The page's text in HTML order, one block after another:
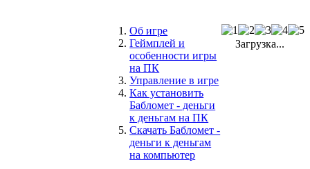
Загрузка...
Об игре
Геймплей и
особенности игры
на ПК
Управление в игре
Как установить
Бабломет - деньги
к деньгам на ПК
Скачать Бабломет -
деньги к деньгам
на компьютер